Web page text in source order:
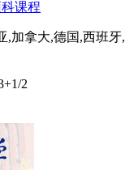
课程
,加拿大,德国,西班牙,
2